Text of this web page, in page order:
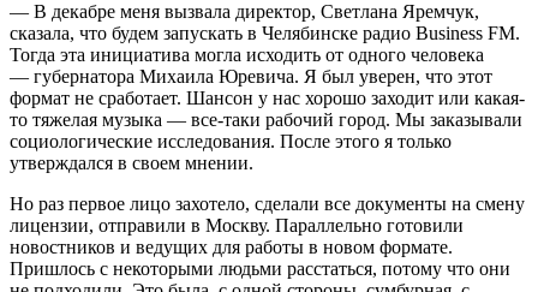
— В декабре меня вызвала директор, Светлана Яремчук,
сказала, что будем запускать в Челябинске радио Business FM.
Тогда эта инициатива могла исходить от одного человека
— губернатора Михаила Юревича. Я был уверен, что этот
формат не сработает. Шансон у нас хорошо заходит или какая-
то тяжелая музыка — все-таки рабочий город. Мы заказывали
социологические исследования. После этого я только
утверждался в своем мнении.
Но раз первое лицо захотело, сделали все документы на смену
лицензии, отправили в Москву. Параллельно готовили
новостников и ведущих для работы в новом формате.
Пришлось с некоторыми людьми расстаться, потому что они